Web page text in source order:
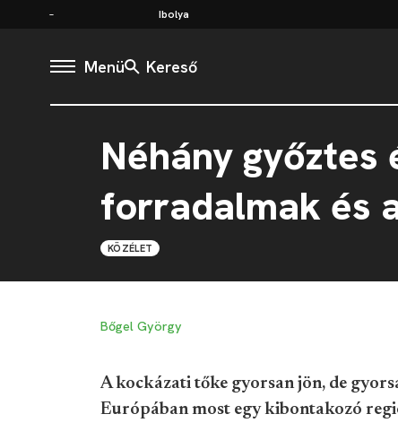
Ibolya
Menü Kereső
Néhány
forradalmak és
KÖZÉLET
Bőgel György
A kockázati tőke gyorsan jön, de
Európában most egy kibontakozó